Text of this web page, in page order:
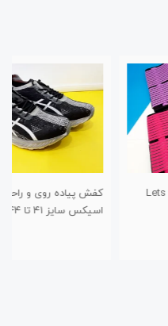
کفش پیاده روی و راحتی طرح